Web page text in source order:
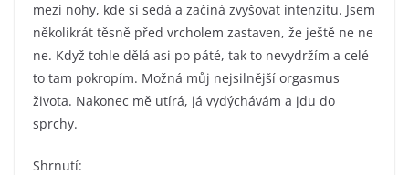
mezi nohy, kde si sedá a začíná zvyšovat intenzitu. Jsem
několikrát těsně před vrcholem zastaven, že ještě ne ne
ne. Když tohle dělá asi po páté, tak to nevydržím a celé
to tam pokropím. Možná můj nejsilnější orgasmus
života. Nakonec mě utírá, já vydýchávám a jdu do
sprchy.
Shrnutí: